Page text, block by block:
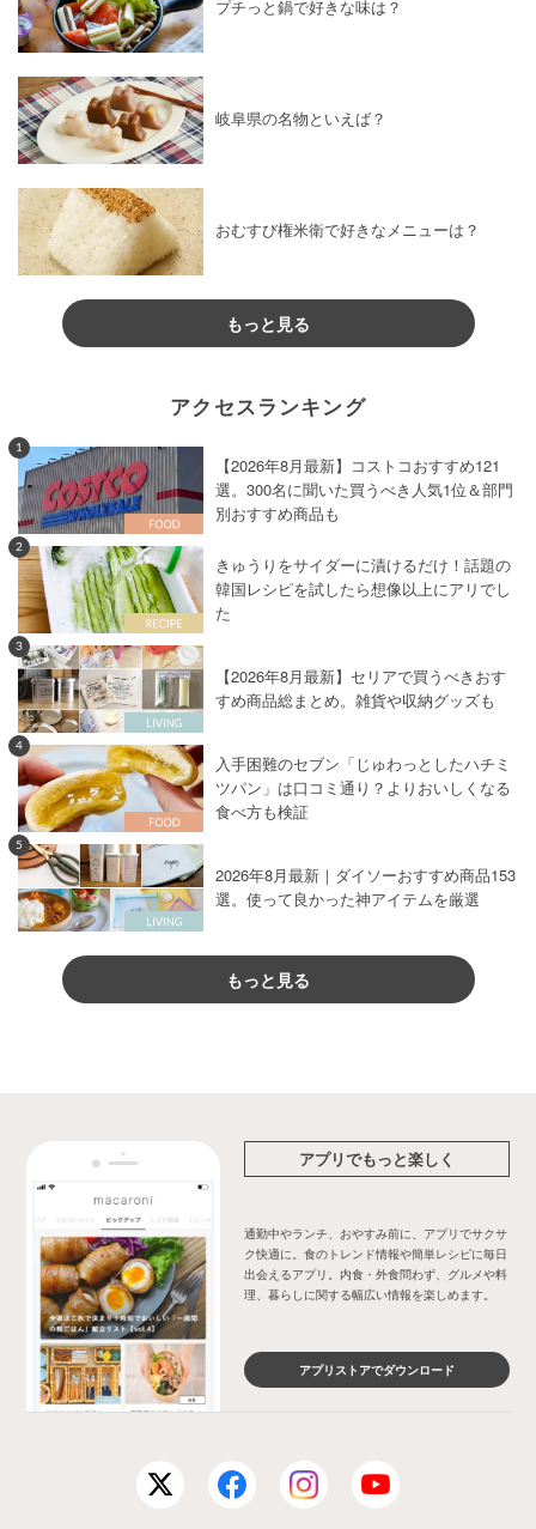
プチっと鍋で好きな味は？
岐阜県の名物といえば？
おむすび権米衛で好きなメニューは？
もっと見る
アクセスランキング
1
【2026年8月最新】コストコおすすめ121
選。300名に聞いた買うべき人気1位＆部門
別おすすめ商品も
2
きゅうりをサイダーに漬けるだけ！話題の
韓国レシピを試したら想像以上にアリでし
た
3
【2026年8月最新】セリアで買うべきおす
すめ商品総まとめ。雑貨や収納グッズも
4
入手困難のセブン「じゅわっとしたハチミ
ツパン」は口コミ通り？よりおいしくなる
食べ方も検証
5
2026年8月最新｜ダイソーおすすめ商品153
選。使って良かった神アイテムを厳選
もっと見る
アプリでもっと楽しく
通勤中やランチ、おやすみ前に、アプリでサクサ
ク快適に。食のトレンド情報や簡単レシピに毎日
出会えるアプリ。内食・外食問わず、グルメや料
理、暮らしに関する幅広い情報を楽しめます。
アプリストアでダウンロード